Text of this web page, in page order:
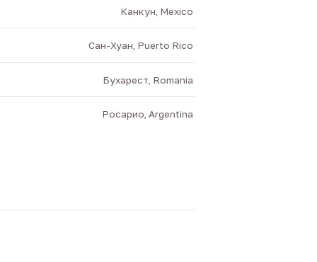
Канкун, Mexico
Сан-Хуан, Puerto Rico
Бухарест, Romania
Росарио, Argentina